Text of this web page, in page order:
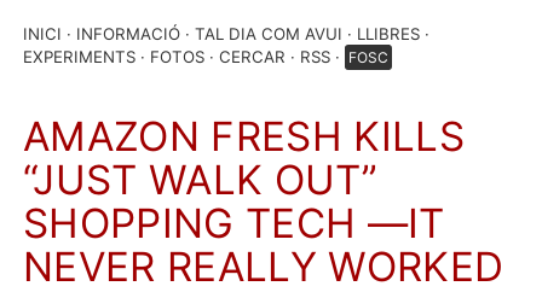
INICI INFORMACIÓ TAL DIA COM AVUI
LLIBRES
EXPERIMENTS
FOTOS CERCAR RSS FOSC
AMAZON FRESH KILLS
“JUST WALK OUT”
SHOPPING TECH —IT
NEVER REALLY WORKED